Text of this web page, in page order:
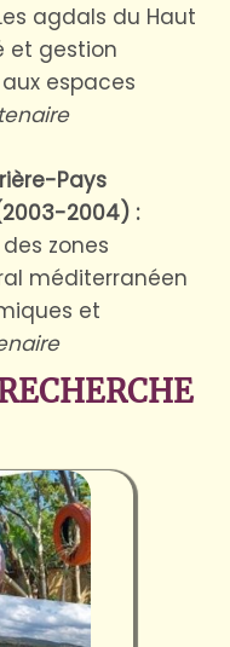
agdals du Haut
et gestion
espaces
Pays
2004) :
zones
méditerranéen
et